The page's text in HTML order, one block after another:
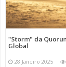
"Storm" da
Global
28 Janeiro 2025